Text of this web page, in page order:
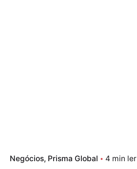
Negócios Prisma Global 4 min ler